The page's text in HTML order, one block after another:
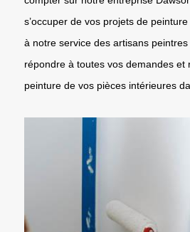
s’occuper de vos projets de
à notre service des artisans
répondre à toutes vos demandes et
peinture de vos pièces intérieures